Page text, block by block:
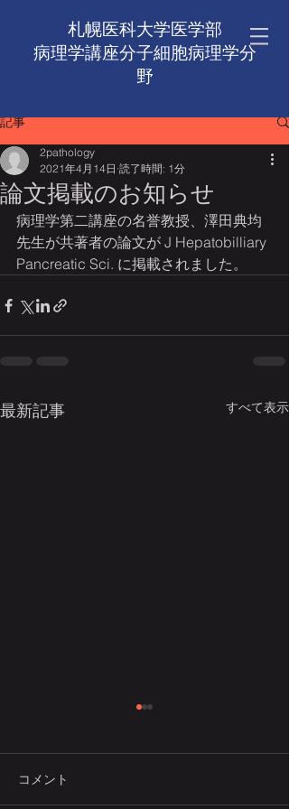
札幌医科大学医学部
病理学講座​分子細胞病理学分
野
記事
論文掲載のお知らせ
2pathology
2021年4月14日 読了時間: 1分
病理学第二講座の名誉教授、澤田典均
先生が共著者の論文が J Hepatobilliary
Pancreatic Sci. に掲載されました。
最新記事 すべて表示
本学医学部における講座再編
にともない，当講座の名称を
変更します． （旧）札幌医科
コメント